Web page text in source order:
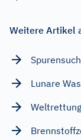
Weitere Artikel
Lunare